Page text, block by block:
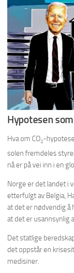
Hypotesen
Hva om CO2-
solen fremdeles
nå er på vei inn i en
Norge er det landet i
etterfulgt av Belgia,
at det er nødvendig å
at det er usannsynlig
Det statlige
det oppstår en
medisiner.